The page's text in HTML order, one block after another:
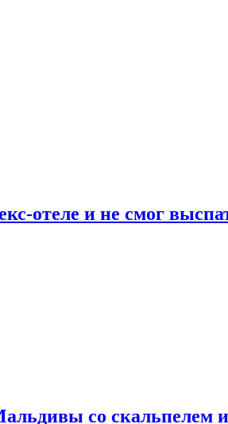
отеле и не смог
со скальпелем